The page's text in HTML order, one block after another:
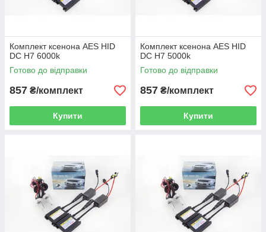
Комплект ксенона AES HID
DC H7 6000k
Готово до відправки
857 ₴/комплект
Купити
Комплект ксенона AES HID
DC H7 5000k
Готово до відправки
857 ₴/комплект
Купити